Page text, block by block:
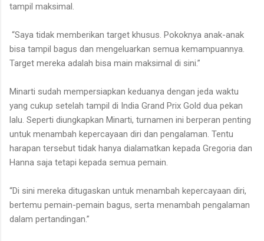
tampil maksimal.
“Saya tidak memberikan target khusus. Pokoknya anak-anak
bisa tampil bagus dan mengeluarkan semua kemampuannya.
Target mereka adalah bisa main maksimal di sini.”
Minarti sudah mempersiapkan keduanya dengan jeda waktu
yang cukup setelah tampil di India Grand Prix Gold dua pekan
lalu. Seperti diungkapkan Minarti, turnamen ini berperan penting
untuk menambah kepercayaan diri dan pengalaman. Tentu
harapan tersebut tidak hanya dialamatkan kepada Gregoria dan
Hanna saja tetapi kepada semua pemain.
“Di sini mereka ditugaskan untuk menambah kepercayaan diri,
bertemu pemain-pemain bagus, serta menambah pengalaman
dalam pertandingan.”